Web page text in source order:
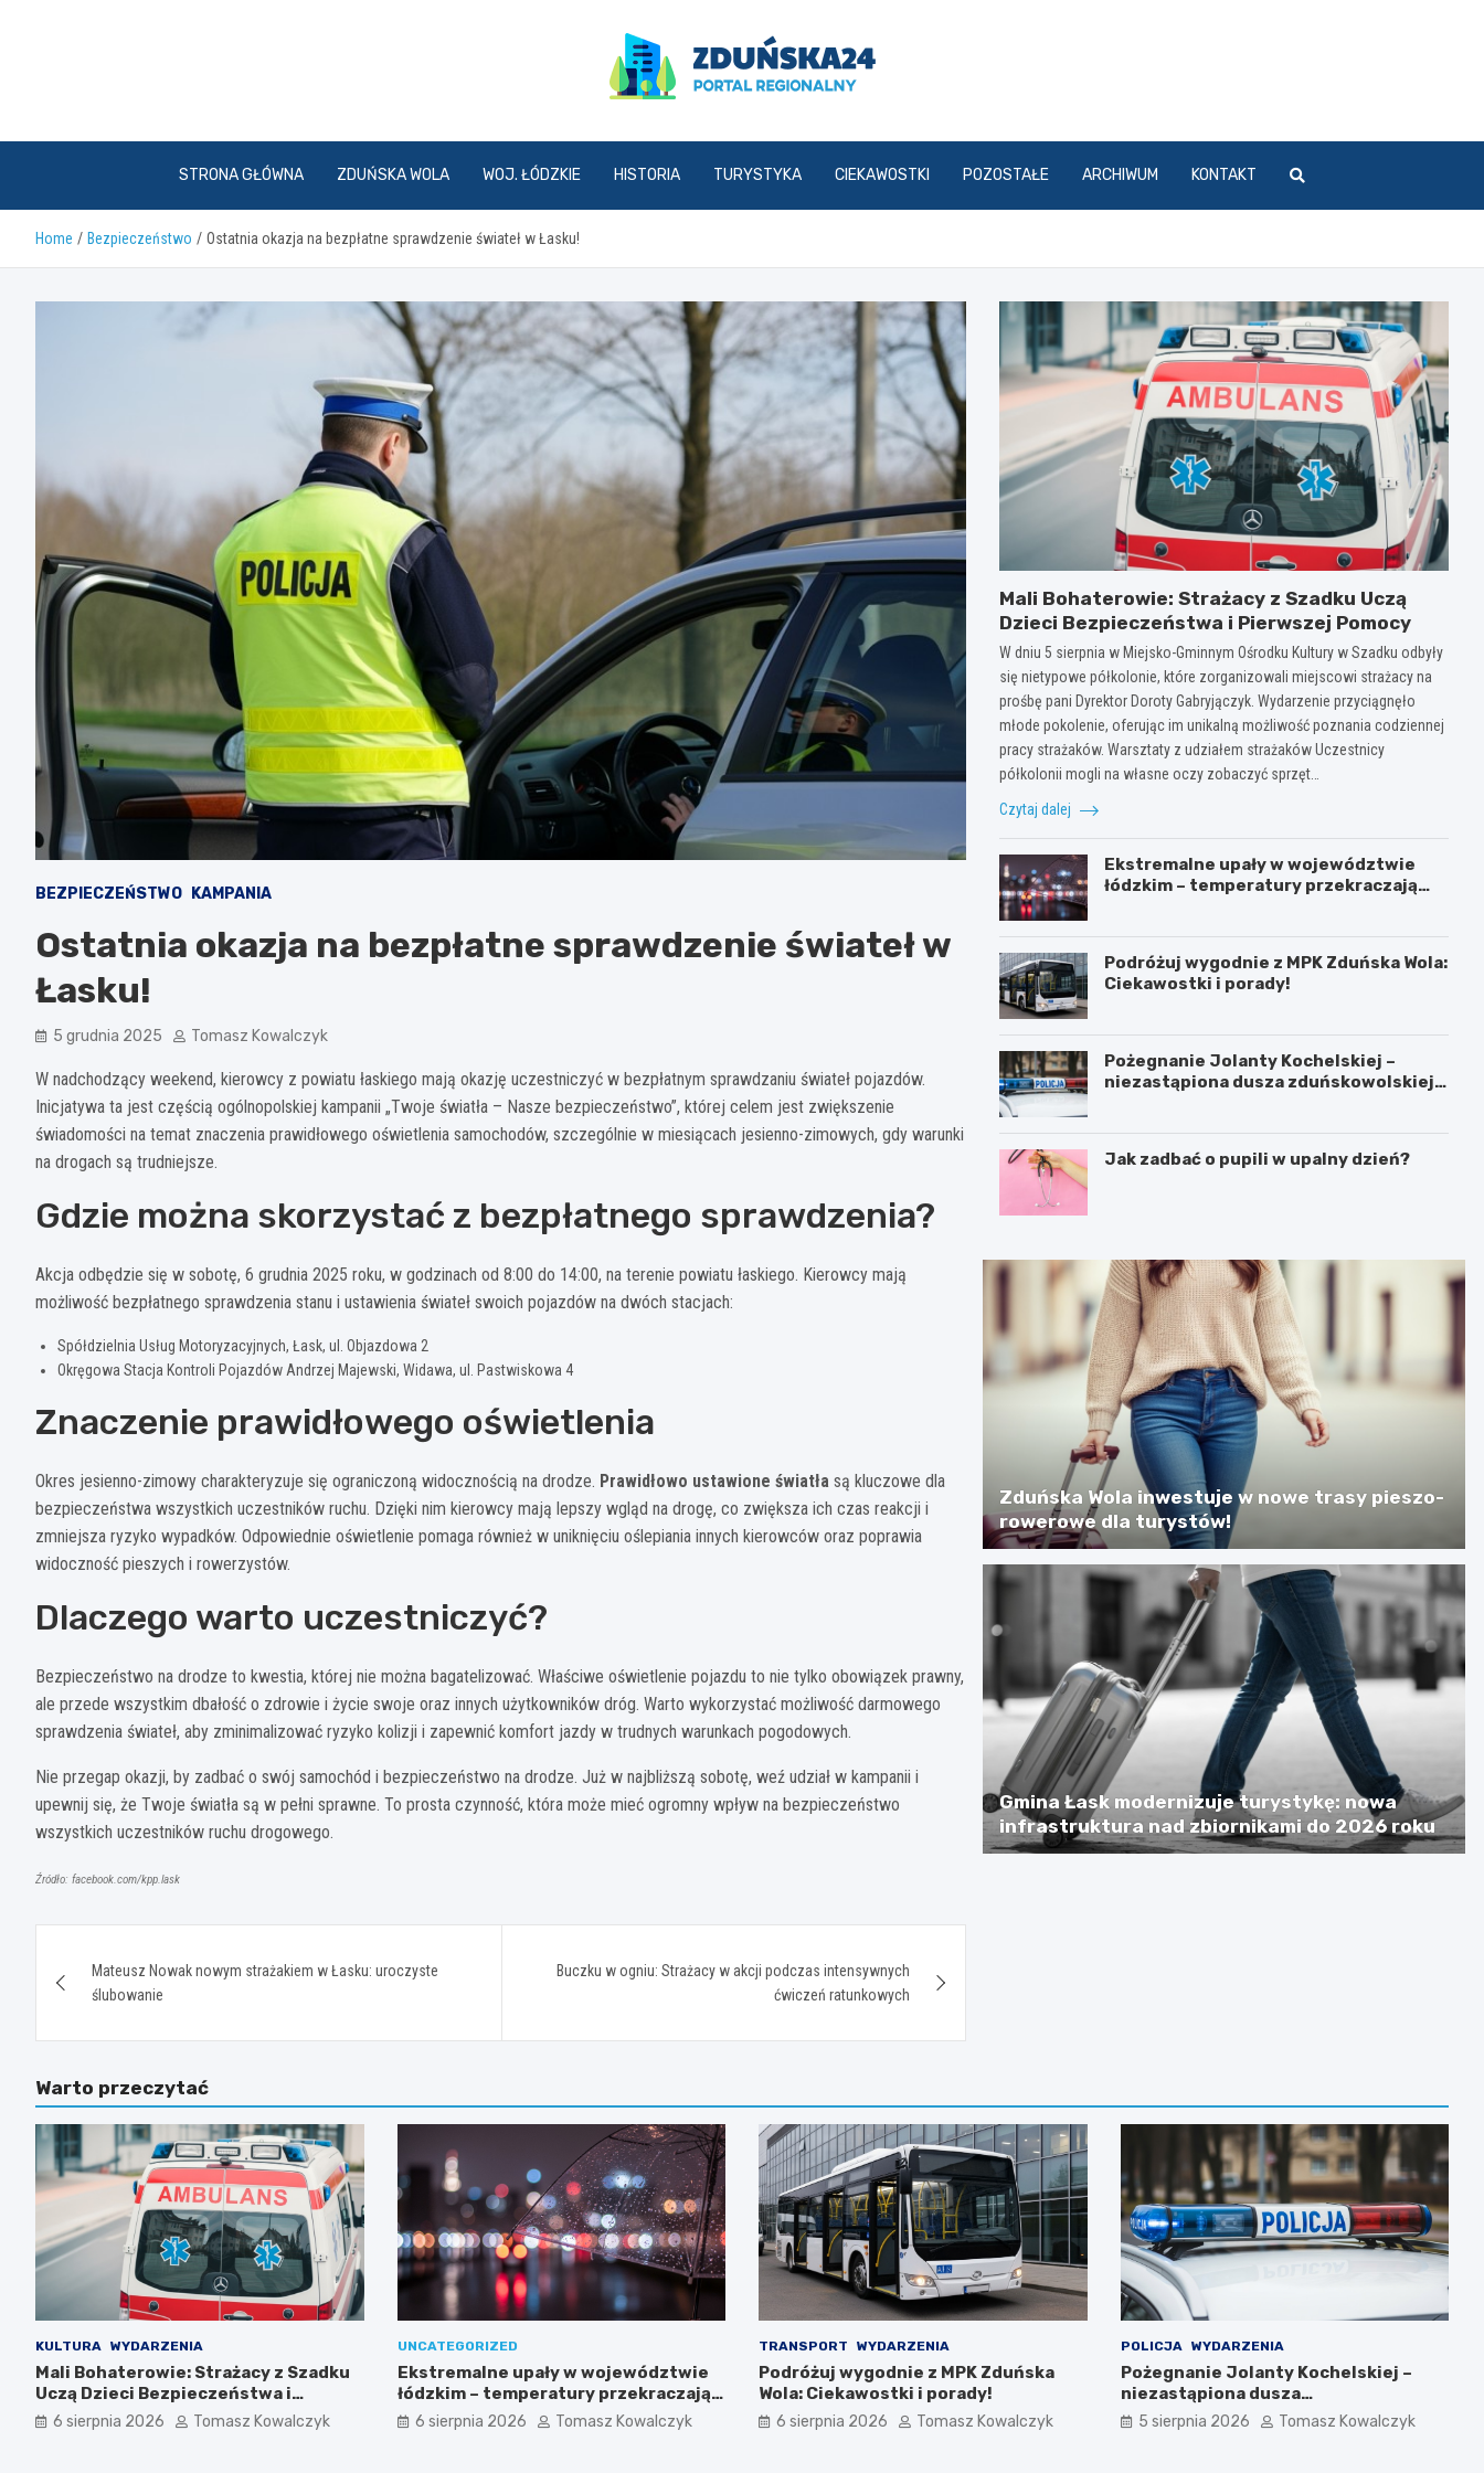
zdunska24.pl
STRONA GŁÓWNA ZDUŃSKA WOLA WOJ. ŁÓDZKIE HISTORIA TURYSTYKA CIEKAWOSTKI POZOSTAŁE ARCHIWUM KONTAKT
Home Bezpieczeństwo Ostatnia okazja na bezpłatne sprawdzenie świateł w Łasku!
BEZPIECZEŃSTWO KAMPANIA
Ostatnia okazja na bezpłatne sprawdzenie świateł w
Łasku!
5 grudnia 2025 Tomasz Kowalczyk
W nadchodzący weekend, kierowcy z powiatu łaskiego mają okazję uczestniczyć w bezpłatnym sprawdzaniu świateł pojazdów.
Inicjatywa ta jest częścią ogólnopolskiej kampanii „Twoje światła – Nasze bezpieczeństwo”, której celem jest zwiększenie
świadomości na temat znaczenia prawidłowego oświetlenia samochodów, szczególnie w miesiącach jesienno-zimowych, gdy warunki
na drogach są trudniejsze.
Gdzie można skorzystać z bezpłatnego sprawdzenia?
Akcja odbędzie się w sobotę, 6 grudnia 2025 roku, w godzinach od 8:00 do 14:00, na terenie powiatu łaskiego. Kierowcy mają
możliwość bezpłatnego sprawdzenia stanu i ustawienia świateł swoich pojazdów na dwóch stacjach:
Spółdzielnia Usług Motoryzacyjnych, Łask, ul. Objazdowa 2
Okręgowa Stacja Kontroli Pojazdów Andrzej Majewski, Widawa, ul. Pastwiskowa 4
Znaczenie prawidłowego oświetlenia
Okres jesienno-zimowy charakteryzuje się ograniczoną widocznością na drodze. Prawidłowo ustawione światła są kluczowe dla
bezpieczeństwa wszystkich uczestników ruchu. Dzięki nim kierowcy mają lepszy wgląd na drogę, co zwiększa ich czas reakcji i
zmniejsza ryzyko wypadków. Odpowiednie oświetlenie pomaga również w uniknięciu oślepiania innych kierowców oraz poprawia
widoczność pieszych i rowerzystów.
Dlaczego warto uczestniczyć?
Bezpieczeństwo na drodze to kwestia, której nie można bagatelizować. Właściwe oświetlenie pojazdu to nie tylko obowiązek prawny,
ale przede wszystkim dbałość o zdrowie i życie swoje oraz innych użytkowników dróg. Warto wykorzystać możliwość darmowego
sprawdzenia świateł, aby zminimalizować ryzyko kolizji i zapewnić komfort jazdy w trudnych warunkach pogodowych.
Nie przegap okazji, by zadbać o swój samochód i bezpieczeństwo na drodze. Już w najbliższą sobotę, weź udział w kampanii i
upewnij się, że Twoje światła są w pełni sprawne. To prosta czynność, która może mieć ogromny wpływ na bezpieczeństwo
wszystkich uczestników ruchu drogowego.
Źródło: facebook.com/kpp.lask
wpisuMateusz Nowak nowym strażakiem w Łasku: uroczyste
ślubowanie
Buczku w ogniu: Strażacy w akcji podczas intensywnych
ćwiczeń ratunkowych
Mali Bohaterowie: Strażacy z Szadku Uczą
Dzieci Bezpieczeństwa i Pierwszej Pomocy
W dniu 5 sierpnia w Miejsko-Gminnym Ośrodku Kultury w Szadku odbyły
się nietypowe półkolonie, które zorganizowali miejscowi strażacy na
prośbę pani Dyrektor Doroty Gabryjączyk. Wydarzenie przyciągnęło
młode pokolenie, oferując im unikalną możliwość poznania codziennej
pracy strażaków. Warsztaty z udziałem strażaków Uczestnicy
półkolonii mogli na własne oczy zobaczyć sprzęt…
Czytaj dalej
Ekstremalne upały w województwie
łódzkim – temperatury przekraczają
Podróżuj wygodnie z MPK Zduńska Wola:
Ciekawostki i porady!
Pożegnanie Jolanty Kochelskiej –
niezastąpiona dusza zduńskowolskiej
Jak zadbać o pupili w upalny dzień?
Zduńska Wola inwestuje w nowe trasy pieszo-
rowerowe dla turystów!
Gmina Łask modernizuje turystykę: nowa
infrastruktura nad zbiornikami do 2026 roku
Warto przeczytać
KULTURA WYDARZENIA
Mali Bohaterowie: Strażacy z Szadku
Uczą Dzieci Bezpieczeństwa i
Pierwszej Pomocy
6 sierpnia 2026 Tomasz Kowalczyk
UNCATEGORIZED
Ekstremalne upały w województwie
łódzkim – temperatury przekraczają
35ºC!
6 sierpnia 2026 Tomasz Kowalczyk
TRANSPORT WYDARZENIA
Podróżuj wygodnie z MPK Zduńska
Wola: Ciekawostki i porady!
6 sierpnia 2026 Tomasz Kowalczyk
POLICJA WYDARZENIA
Pożegnanie Jolanty Kochelskiej –
niezastąpiona dusza
zduńskowolskiej policji wśród
wspomnień i podziękowań
5 sierpnia 2026 Tomasz Kowalczyk